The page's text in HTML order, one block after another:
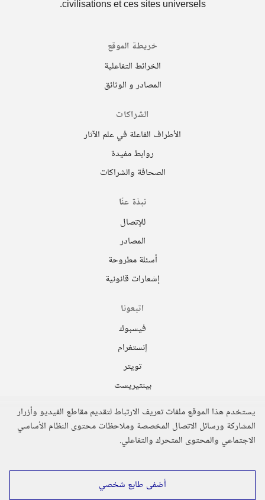
civilisations et ces sites universels.
خريطة الموقع
الخرائط التفاعلية
المصادر و الوثائق
الشراكات
الأطراف الفاعلة في علم الآثار
روابط مفيدة
الصحافة والشراكات
نبذة عنّا
للإتصال
المصادر
أسئلة مطروحة
إشعارات قانونية
اتبعونا
فيسبوك
إنستغرام
تويتر
بينتيريست
ديليموشن
فلكر
يستخدم هذا الموقع ملفات تعريف الارتباط لتقديم مقاطع الفيديو وأزرار
المشاركة ورسائل الاتصال المخصصة وملاحظات محتوى النظام الأساسي
الاجتماعي والمحتوى المتحرك والتفاعلي.
أضفى طابع شخصي